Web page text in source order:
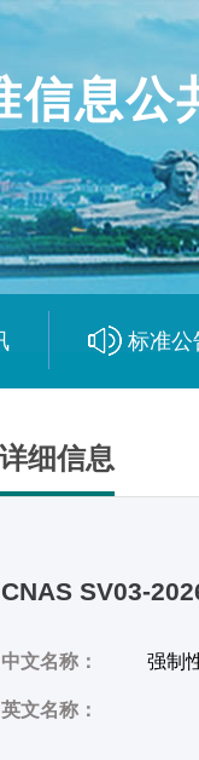
信息公
标准公
细信息
CNAS SV03-
中文名称： 强制
英文名称：